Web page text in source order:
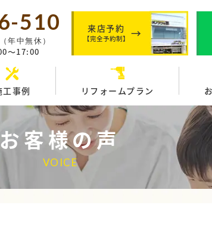
510
中無休）
～17:00
来店予約
【完全予約制】
工事例 リフォームプラン
お客様の声
VOICE